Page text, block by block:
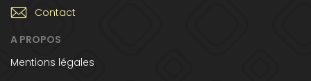
Contact
A PROPOS
Mentions légales